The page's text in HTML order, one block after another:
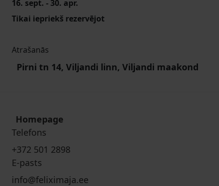
16. sept. - 30. apr.
Tikai iepriekš rezervējot
Atrašanās
Pirni tn 14, Viljandi linn, Viljandi maakond
Homepage
Telefons
+372 501 2898
E-pasts
info@feliximaja.ee